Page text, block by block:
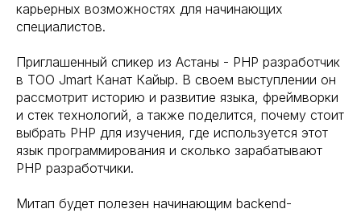
карьерных возможностях для начинающих
специалистов.
Приглашенный спикер из Астаны - PHP разработчик
в ТОО Jmart Канат Кайыр. В своем выступлении он
рассмотрит историю и развитие языка, фреймворки
и стек технологий, а также поделится, почему стоит
выбрать PHP для изучения, где используется этот
язык программирования и сколько зарабатывают
PHP разработчики.
Митап будет полезен начинающим backend-